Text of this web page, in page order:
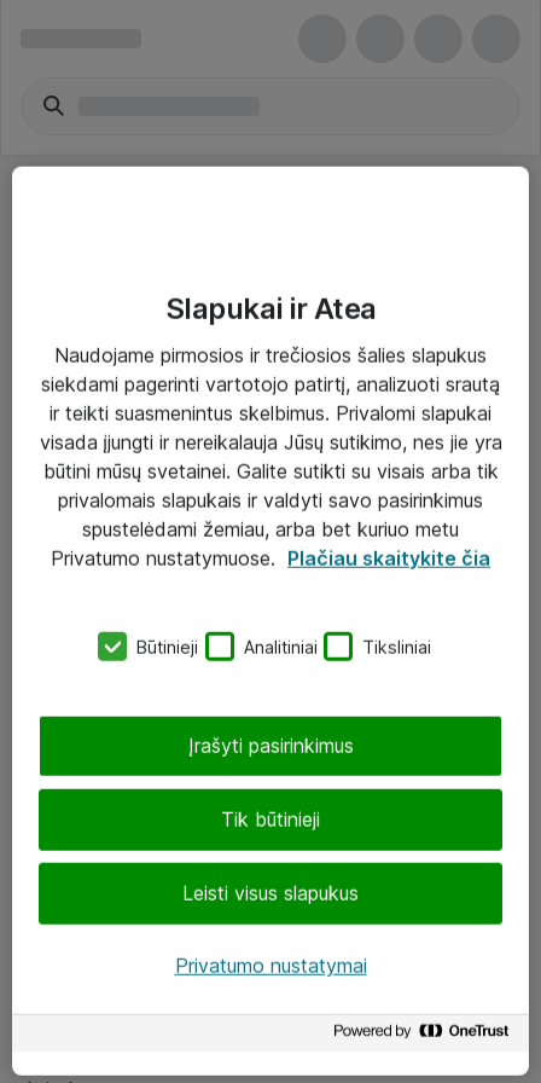
Paslaugos
Sprendimai
Įgyvendinti projektai
Atea ekspertų patarimai verslui
eShop@atea.lt
LinkedIn
Slapukai ir Atea
Naudojame pirmosios ir trečiosios šalies slapukus
siekdami pagerinti vartotojo patirtį, analizuoti srautą
ir teikti suasmenintus skelbimus. Privalomi slapukai
visada įjungti ir nereikalauja Jūsų sutikimo, nes jie yra
būtini mūsų svetainei. Galite sutikti su visais arba tik
privalomais slapukais ir valdyti savo pasirinkimus
spustelėdami žemiau, arba bet kuriuo metu
Privatumo nustatymuose. Plačiau skaitykite čia
Būtinieji Analitiniai Tiksliniai
Tik būtinieji
Leisti visus slapukus
Įrašyti pasirinkimus
Privatumo nustatymai